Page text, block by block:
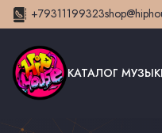
+79311199323
КАТАЛОГ